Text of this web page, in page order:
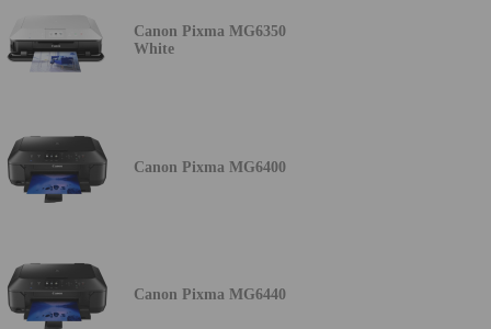
Canon Pixma MG6350
White
Canon Pixma MG6400
Canon Pixma MG6440